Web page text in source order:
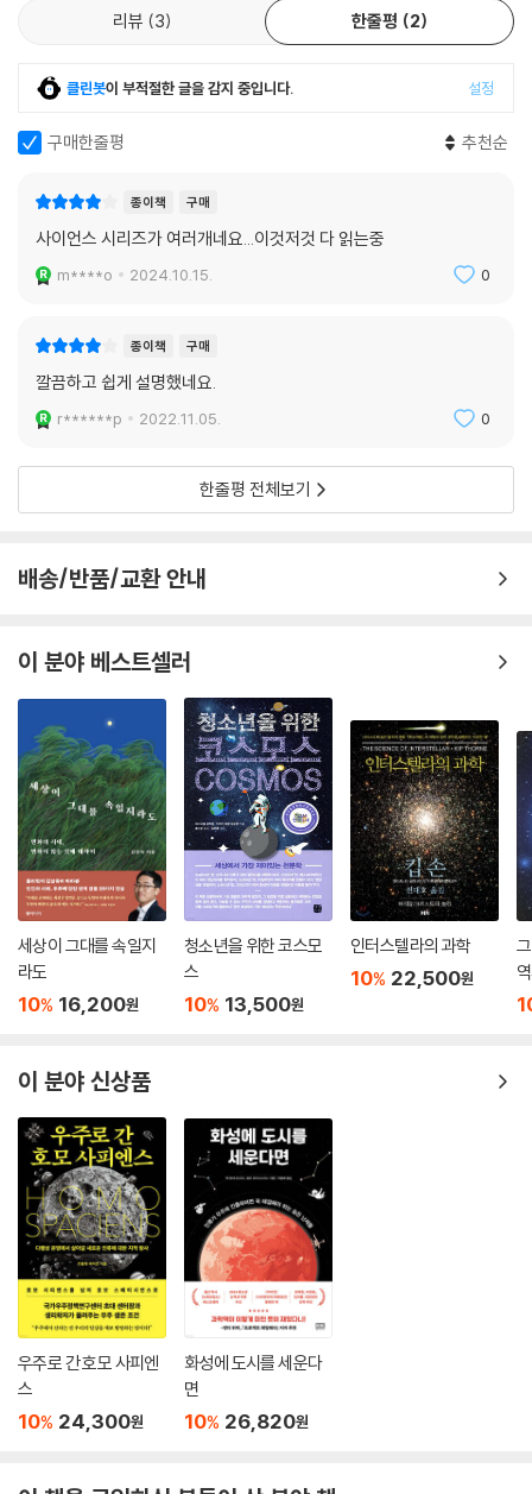
존 배로는 우주론의 역사와 미해결 과제를 이 책 『우주의 기원』에 집약해
놓고 있다. 대폭발 우주론 등장 이후 이론 물리학자와 천체 물리학자와 천
학자들이 어떤 지혜를 짜내 그 문제를 해결해 왔는지를 생생하게 보여 주
고 있다.
현대 대폭발 우주론에 따르면 우주는 약 137억 년 전 ‘대폭발’과 함께 탄생
했으며, 현재 아주 빠른 속도로 팽창하고 있다. 허블의 우주 팽창 발견과 조
러나 그 우주론의 발전사가 결코 순탄했던 것만은 아니다.
우주에 대해 더 많은 지식을 축적하고 새로운 관측으로 최신 자료를 얻을
때마다 우주의 기원과 역사에 대해 더 많이 알게 되었지만, 그에 따른 몇 가
점’에서는 우리가 알고 있는 모든 물리 법칙이 파탄 나 버리고 만다. 이 특
이점에서 우주가 시작되었다는 것이 과연 과학적으로 의미 있을까? 또 가
게 알아야만, 지금처럼 우주를 이해하려고 노력하는 인류 같은 지적 생명
어떻게 이런 우주가 만들어지는 게 가능하단 말인가?’
존 배로는 이 책에서 대폭발 우주 기원론을 처음 정립한 가모브 이후, 우주
론 연구자들이 봉착한 ‘특이점 문제’, ‘원시 핵반응 문제’, ‘엔트로피의 증가
에 따른 우주의 열적 죽음 문제’, ‘자기 단극자 문제’, ‘시간의 본질에 대한 문
제’, ‘4차원 이상의 다차원 문?’ 같은 문제들을 우주론 연구자들이 어떤 식
으로 풀어 왔는지를 보여 준다. 이를 통해 우주론이 어떤 원리와 방법론에
따라 발전해 왔는지를 생생하게 보여 준다.
현대의 우주론 학자들은 “사소한 것들이 항상 가장 중요하다.”를 좌우명
삼아 미궁에 빠진 사건을 해결하는 셜록 홈스처럼(각 장의 첫머리에는 탐
정 소설로 이름 높은 ?셜록 홈스?의 글귀들이 인용되어 있다.) 아주 부족
한 관측 증거를 바탕으로(우주론 연구의 최대 난점은 우주 탄생 과정을 실
험으로 반복 재현하는 것이 불가능하다는 것이다.) 우주 공간의 감춰진 구
조와 수수께끼 같기만 한 시간의 본질, 그리고 꼬리에 꼬리를 물고 속출하
존 배로는 “단순하지는 않지만, 재미있고, 알기 쉽게”(미국 도서관 협회
서평) 스티븐 호킹, 로저 펜로즈, 안드레이 린데 같은 천재 과학자들이 활
약하는 현대 우주론의 세계로 우리를 안내한다. 현대 우주론의 역사와 논
리 구조를 명료하게 설명하고 있는 이 책을 일고 있다 보면 자연스럽게 현
대 우주론의 핵심을 체득하게 된다.
우주론에 대한 큰 밑그림을 그려 주는 책, 우주론의 고전
이 책은 1995년 두산동아에서 번역·출간한 적이 있다. 그러나 15년에 가
까운 세월에도 불구하고 이 책은 그 가치를 잃지 않는다. 그것은 우선 이 책
이 우주론의 ‘고전’이기 때문이다. 대형 망원경을 비롯해 최첨단 장비를 통
한 새로운 관측으로 방대한 자료가 쏟아지고 있는 지금, 우리의 우주관도
조금씩 변해 가고 있다. 그러나 지식은 단순한 정보의 집합 이상이어야 한
다는 것이다. 정보들이 모여 체계적인 구조를 이룰 때 비로소 ‘지식’이라 부
를 수 있고, 지식이 단순히 아는 단계를 넘어서 체계적인 활용이 가능할 때
리뷰 3 한줄평 2
클린봇이 부적절한 글을 감지 중입니다. 설정
구매한줄평 추천순
종이책 구매
사이언스 시리즈가 여러개네요...이것저것 다 읽는중
m****o 2024.10.15. 0
종이책 구매
깔끔하고 쉽게 설명했네요.
r******p 2022.11.05. 0
한줄평 전체보기
배송/반품/교환 안내
이 분야 베스트셀러
세상이 그대를 속일지
라도
10% 16,200원
청소년을 위한 코스모
스
10% 13,500원
인터스텔라의 과학
10% 22,500원
이 분야 신상품
우주로 간 호모 사피엔
스
10% 24,300원
화성에 도시를 세운다
면
10% 26,820원